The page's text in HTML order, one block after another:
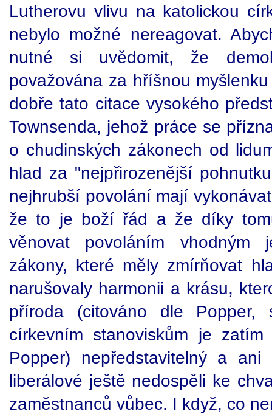
Lutherovu vlivu na katolickou
nebylo možné nereagovat.
nutné si uvědomit, že
považována za hříšnou
dobře tato citace vysokého
Townsenda, jehož práce se
o chudinských zákonech od
hlad za "nejpřirozenější
nejhrubší povolání mají
že to je boží řád a že díky
věnovat povoláním vhodným
zákony, které měly zmírňovat
narušovaly harmonii a krásu,
příroda (citováno dle
církevním stanoviskům je
Popper) nepředstavitelný a
liberálové ještě nedospěli ke
zaměstnanců vůbec. I když, co